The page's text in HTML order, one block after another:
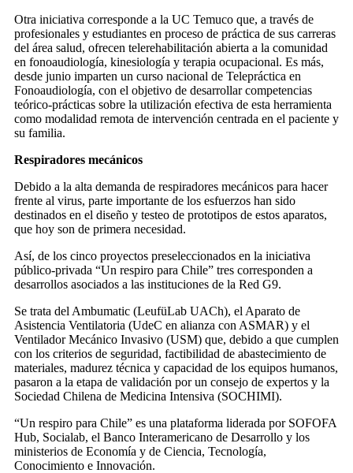
Otra iniciativa corresponde a la UC Temuco que, a través de
profesionales y estudiantes en proceso de práctica de sus carreras
del área salud, ofrecen telerehabilitación abierta a la comunidad
en fonoaudiología, kinesiología y terapia ocupacional. Es más,
desde junio imparten un curso nacional de Telepráctica en
Fonoaudiología, con el objetivo de desarrollar competencias
teórico-prácticas sobre la utilización efectiva de esta herramienta
como modalidad remota de intervención centrada en el paciente y
su familia.
Respiradores mecánicos
Debido a la alta demanda de respiradores mecánicos para hacer
frente al virus, parte importante de los esfuerzos han sido
destinados en el diseño y testeo de prototipos de estos aparatos,
que hoy son de primera necesidad.
Así, de los cinco proyectos preseleccionados en la iniciativa
público-privada “Un respiro para Chile” tres corresponden a
desarrollos asociados a las instituciones de la Red G9.
Se trata del Ambumatic (LeufüLab UACh), el Aparato de
Asistencia Ventilatoria (UdeC en alianza con ASMAR) y el
Ventilador Mecánico Invasivo (USM) que, debido a que cumplen
con los criterios de seguridad, factibilidad de abastecimiento de
materiales, madurez técnica y capacidad de los equipos humanos,
pasaron a la etapa de validación por un consejo de expertos y la
Sociedad Chilena de Medicina Intensiva (SOCHIMI).
“Un respiro para Chile” es una plataforma liderada por SOFOFA
Hub, Socialab, el Banco Interamericano de Desarrollo y los
ministerios de Economía y de Ciencia, Tecnología,
Conocimiento e Innovación.